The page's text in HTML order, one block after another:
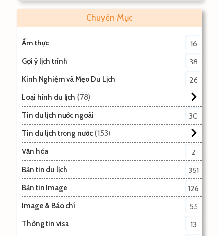
Chuyên Mục
Ẩm thực 16
Gợi ý lịch trình 38
Kinh Nghiệm và Mẹo Du Lịch 26
Loại hình du lịch 78
Tin du lịch nước ngoài 30
Tin du lịch trong nước 153
Văn hóa 2
Bản tin du lịch 351
Bản tin Image 126
Image & Báo chí 55
Thông tin visa 13